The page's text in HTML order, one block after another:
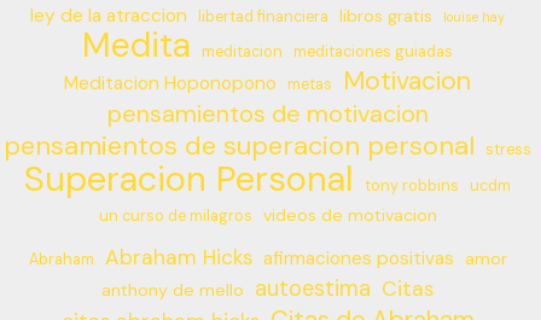
ley de la atraccion libertad financiera libros gratis louise hay
Medita meditacion meditaciones guiadas
Meditacion Hoponopono metas Motivacion
pensamientos de motivacion
pensamientos de superacion personal stress
Superacion Personal tony robbins
ucdm
un curso de milagros
videos de motivacion
Abraham Abraham Hicks afirmaciones positivas
amor
anthony de mello
autoestima Citas